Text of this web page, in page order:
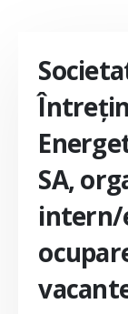
SA,
intern/